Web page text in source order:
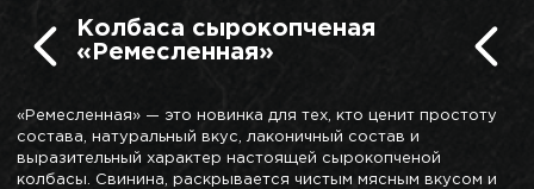
Колбаса сырокопченая
«Ремесленная»
«Ремесленная» — это новинка для тех, кто ценит простоту
состава, натуральный вкус, лаконичный состав и
выразительный характер настоящей сырокопченой
колбасы. Свинина, раскрывается чистым мясным вкусом и